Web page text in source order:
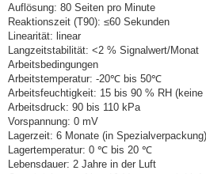
Auflösung: 80 Seiten pro Minute
Reaktionszeit (T90): ≤60 Sekunden
Linearität: linear
Langzeitstabilität: <2 % Signalwert/Monat
Arbeitsbedingungen
Arbeitstemperatur: -20℃ bis 50℃
Arbeitsfeuchtigkeit: 15 bis 90 % RH (keine
Arbeitsdruck: 90 bis 110 kPa
Vorspannung: 0 mV
Lagerzeit: 6 Monate (in Spezialverpackung)
Lagertemperatur: 0 ℃ bis 20 ℃
Lebensdauer: 2 Jahre in der Luft